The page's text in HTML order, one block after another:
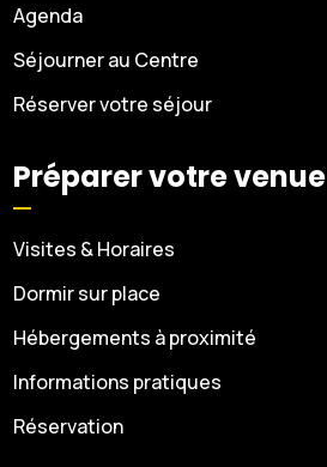
Agenda
Séjourner au Centre
Réserver votre séjour
Préparer votre venue
Visites & Horaires
Dormir sur place
Hébergements à proximité
Informations pratiques
Réservation